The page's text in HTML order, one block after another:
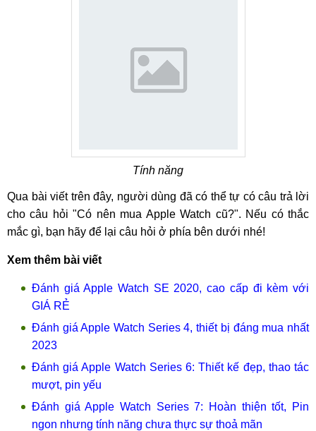
Tính năng
Qua bài viết trên đây, người dùng đã có thể tự có câu trả lời
cho câu hỏi "Có nên mua Apple Watch cũ?". Nếu có thắc
mắc gì, bạn hãy để lại câu hỏi ở phía bên dưới nhé!
Xem thêm bài viết
Đánh giá Apple Watch SE 2020, cao cấp đi kèm với
GIÁ RẺ
Đánh giá Apple Watch Series 4, thiết bị đáng mua nhất
2023
Đánh giá Apple Watch Series 6: Thiết kế đẹp, thao tác
mượt, pin yếu
Đánh giá Apple Watch Series 7: Hoàn thiện tốt, Pin
ngon nhưng tính năng chưa thực sự thoả mãn